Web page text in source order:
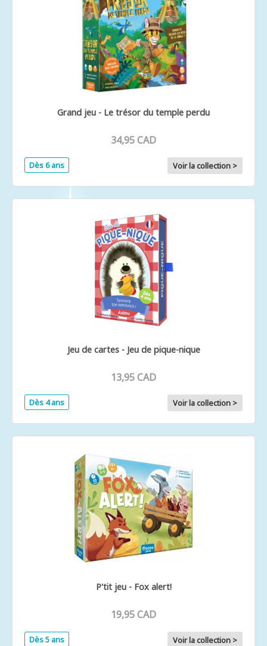
Grand jeu - Le trésor du temple perdu
34,95 CAD
Dès 6 ans Voir la collection >
Jeu de cartes - Jeu de pique-nique
13,95 CAD
Dès 4 ans Voir la collection >
P'tit jeu - Fox alert!
19,95 CAD
Dès 5 ans Voir la collection >